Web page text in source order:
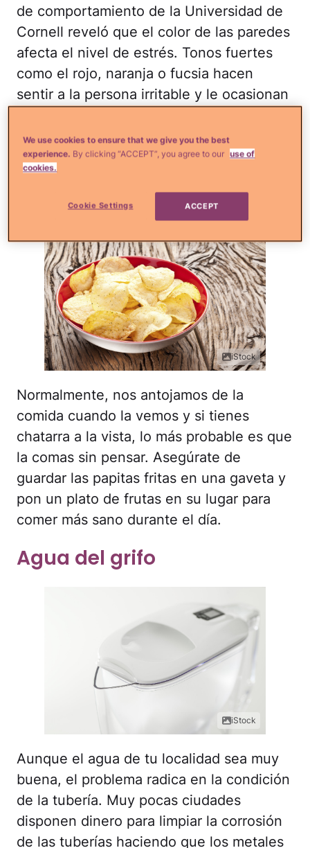
de comportamiento de la Universidad de
Cornell reveló que el color de las paredes
afecta el nivel de estrés. Tonos fuertes
como el rojo, naranja o fucsia hacen
sentir a la persona irritable y le ocasionan
o fríos como el azul y el lila para promover
la serenidad.
Golosinas a la vista
iStock
Normalmente, nos antojamos de la
comida cuando la vemos y si tienes
chatarra a la vista, lo más probable es que
la comas sin pensar. Asegúrate de
guardar las papitas fritas en una gaveta y
pon un plato de frutas en su lugar para
comer más sano durante el día.
Agua del grifo
iStock
Aunque el agua de tu localidad sea muy
buena, el problema radica en la condición
de la tubería. Muy pocas ciudades
disponen dinero para limpiar la corrosión
de las tuberías haciendo que los metales
We use cookies to ensure that we give you the best
experience. By clicking “ACCEPT”, you agree to our use of
cookies.
Cookie Settings ACCEPT